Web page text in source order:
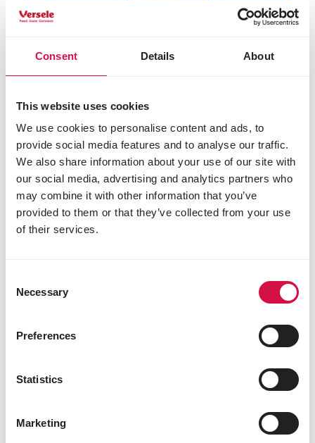
Consent Details About
This website uses cookies
We use cookies to personalise content and ads, to
provide social media features and to analyse our traffic.
We also share information about your use of our site with
our social media, advertising and analytics partners who
may combine it with other information that you’ve
provided to them or that they’ve collected from your use
of their services.
Selection
Necessary
Preferences
Statistics
Marketing
Pickstone red